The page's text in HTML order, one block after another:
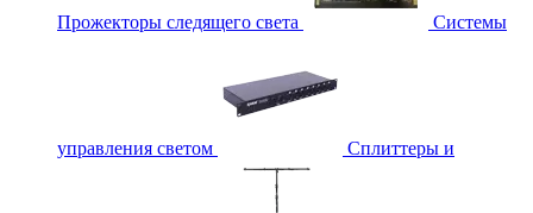
Прожекторы следящего света Системы
управления светом Сплиттеры и